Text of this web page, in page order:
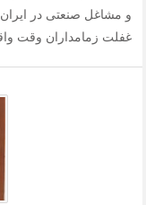
و مشاغل صنعتی در
غفلت زمامداران وقت